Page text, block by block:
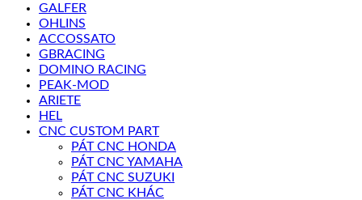
GALFER
OHLINS
ACCOSSATO
GBRACING
DOMINO RACING
PEAK-MOD
ARIETE
HEL
CNC CUSTOM PART
PÁT CNC HONDA
PÁT CNC YAMAHA
PÁT CNC SUZUKI
PÁT CNC KHÁC